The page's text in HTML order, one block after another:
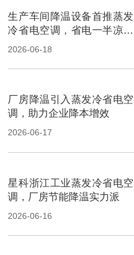
生产车间降温设备首推蒸发
冷省电空调，省电一半凉快
翻倍
2026-06-18
厂房降温引入蒸发冷省电空
调，助力企业降本增效
2026-06-17
星科浙江工业蒸发冷省电空
调，厂房节能降温实力派
2026-06-16